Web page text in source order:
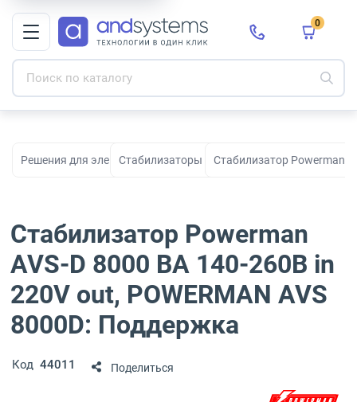
0
Решения для электропитанияСтабилизаторы напряженияСтабилизатор Powerman
Стабилизатор Powerman
AVS-D 8000 ВА 140-260В in
220V out, POWERMAN AVS
8000D: Поддержка
Код 44011 Поделиться